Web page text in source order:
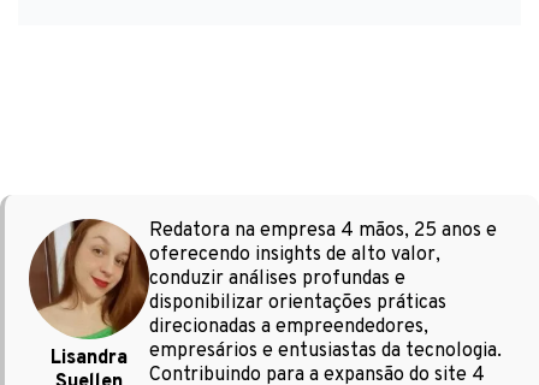
Lisandra
Redatora na empresa 4 mãos, 25 anos e
oferecendo insights de alto valor,
conduzir análises profundas e
disponibilizar orientações práticas
direcionadas a empreendedores,
empresários e entusiastas da tecnologia.
Contribuindo para a expansão do site 4